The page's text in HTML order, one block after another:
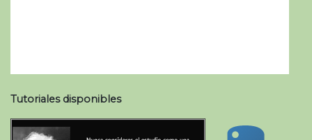
Tutoriales disponibles